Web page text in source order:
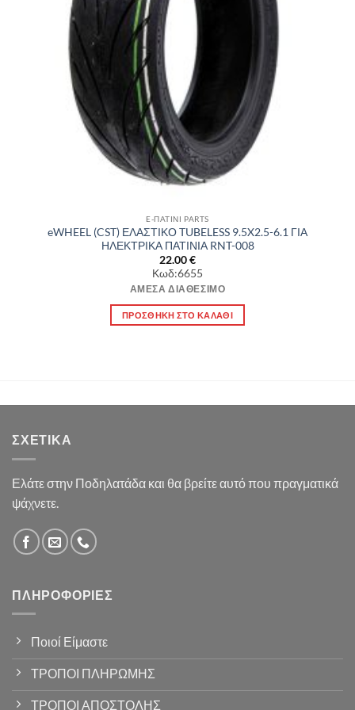
E-ΠΑΤΙΝΙ PARTS
eWHEEL (CST) ΕΛΑΣΤΙΚΟ TUBELESS 9.5X2.5-6.1 ΓΙΑ
ΗΛΕΚΤΡΙΚΑ ΠΑΤΙΝΙΑ RNT-008
22.00€
Κωδ:6655
ΆΜΕΣΑ ΔΙΑΘΈΣΙΜΟ
ΠΡΟΣΘΉΚΗ ΣΤΟ ΚΑΛΆΘΙ
ΣΧΕΤΙΚΆ
Ελάτε στην Ποδηλατάδα και θα βρείτε αυτό που πραγματικά
ψάχνετε.
ΠΛΗΡΟΦΟΡΊΕΣ
Ποιοί Είμαστε
ΤΡΟΠΟΙ ΠΛΗΡΩΜΗΣ
ΤΡΟΠΟΙ ΑΠΟΣΤΟΛΗΣ